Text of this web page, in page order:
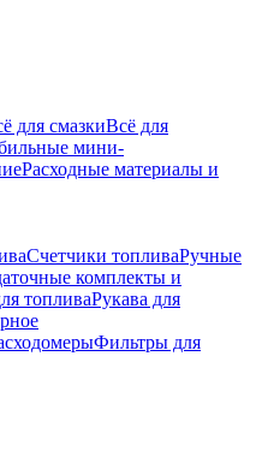
для смазкиВсё для
мини-
Расходные материалы и
Счетчики топливаРучные
комплекты и
топливаРукава для
Фильтры для